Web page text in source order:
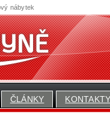
ČLÁNKY
nábytek